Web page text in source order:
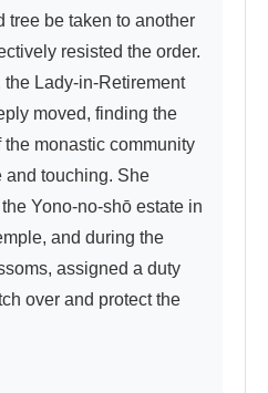
tree be taken to another
resisted the order.
Lady-in-Retirement
moved, finding the
monastic community
and touching. She
Yono-no-shō estate in
and during the
assigned a duty
over and protect the